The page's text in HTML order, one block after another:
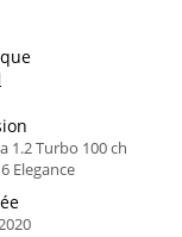
1.2 Turbo 100 ch
Elegance